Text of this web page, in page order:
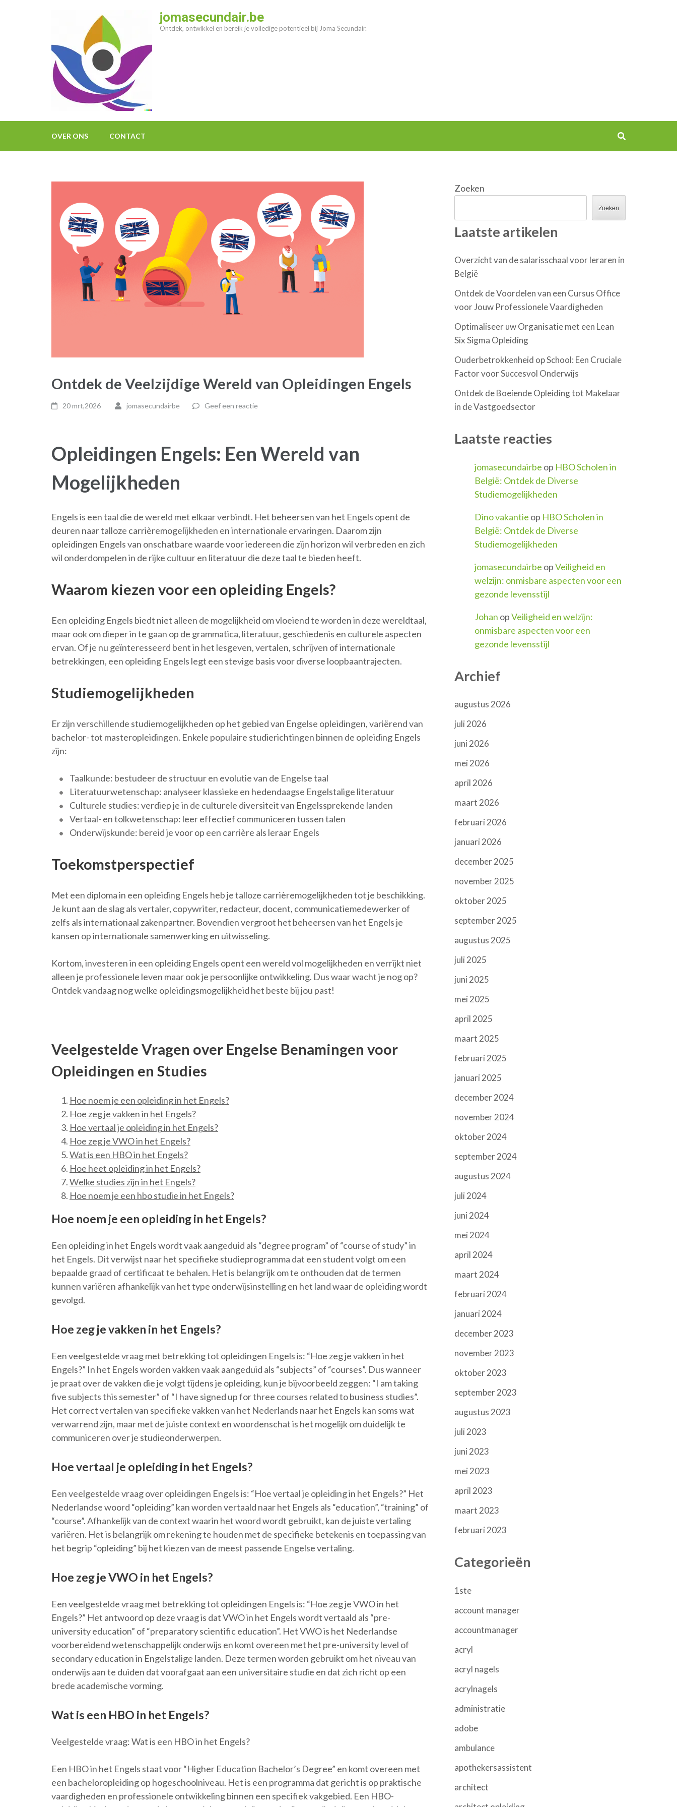
jomasecundair.be
Ontdek, ontwikkel en bereik je volledige potentieel bij Joma Secundair.
OVER ONS CONTACT
Ontdek de Veelzijdige Wereld van Opleidingen Engels
20 mrt,2026 jomasecundairbe Geef een reactie
Opleidingen Engels: Een Wereld van
Mogelijkheden
Engels is een taal die de wereld met elkaar verbindt. Het beheersen van het Engels opent de
deuren naar talloze carrièremogelijkheden en internationale ervaringen. Daarom zijn
opleidingen Engels van onschatbare waarde voor iedereen die zijn horizon wil verbreden en zich
wil onderdompelen in de rijke cultuur en literatuur die deze taal te bieden heeft.
Waarom kiezen voor een opleiding Engels?
Een opleiding Engels biedt niet alleen de mogelijkheid om vloeiend te worden in deze wereldtaal,
maar ook om dieper in te gaan op de grammatica, literatuur, geschiedenis en culturele aspecten
ervan. Of je nu geïnteresseerd bent in het lesgeven, vertalen, schrijven of internationale
betrekkingen, een opleiding Engels legt een stevige basis voor diverse loopbaantrajecten.
Studiemogelijkheden
Er zijn verschillende studiemogelijkheden op het gebied van Engelse opleidingen, variërend van
bachelor- tot masteropleidingen. Enkele populaire studierichtingen binnen de opleiding Engels
zijn:
Taalkunde: bestudeer de structuur en evolutie van de Engelse taal
Literatuurwetenschap: analyseer klassieke en hedendaagse Engelstalige literatuur
Culturele studies: verdiep je in de culturele diversiteit van Engelssprekende landen
Vertaal- en tolkwetenschap: leer effectief communiceren tussen talen
Onderwijskunde: bereid je voor op een carrière als leraar Engels
Toekomstperspectief
Met een diploma in een opleiding Engels heb je talloze carrièremogelijkheden tot je beschikking.
Je kunt aan de slag als vertaler, copywriter, redacteur, docent, communicatiemedewerker of
zelfs als internationaal zakenpartner. Bovendien vergroot het beheersen van het Engels je
kansen op internationale samenwerking en uitwisseling.
Kortom, investeren in een opleiding Engels opent een wereld vol mogelijkheden en verrijkt niet
alleen je professionele leven maar ook je persoonlijke ontwikkeling. Dus waar wacht je nog op?
Ontdek vandaag nog welke opleidingsmogelijkheid het beste bij jou past!
Veelgestelde Vragen over Engelse Benamingen voor
Opleidingen en Studies
Hoe noem je een opleiding in het Engels?
Hoe zeg je vakken in het Engels?
Hoe vertaal je opleiding in het Engels?
Hoe zeg je VWO in het Engels?
Wat is een HBO in het Engels?
Hoe heet opleiding in het Engels?
Welke studies zijn in het Engels?
Hoe noem je een hbo studie in het Engels?
Hoe noem je een opleiding in het Engels?
Een opleiding in het Engels wordt vaak aangeduid als “degree program” of “course of study” in
het Engels. Dit verwijst naar het specifieke studieprogramma dat een student volgt om een
bepaalde graad of certificaat te behalen. Het is belangrijk om te onthouden dat de termen
kunnen variëren afhankelijk van het type onderwijsinstelling en het land waar de opleiding wordt
gevolgd.
Hoe zeg je vakken in het Engels?
Een veelgestelde vraag met betrekking tot opleidingen Engels is: “Hoe zeg je vakken in het
Engels?” In het Engels worden vakken vaak aangeduid als “subjects” of “courses”. Dus wanneer
je praat over de vakken die je volgt tijdens je opleiding, kun je bijvoorbeeld zeggen: “I am taking
five subjects this semester” of “I have signed up for three courses related to business studies”.
Het correct vertalen van specifieke vakken van het Nederlands naar het Engels kan soms wat
verwarrend zijn, maar met de juiste context en woordenschat is het mogelijk om duidelijk te
communiceren over je studieonderwerpen.
Hoe vertaal je opleiding in het Engels?
Een veelgestelde vraag over opleidingen Engels is: “Hoe vertaal je opleiding in het Engels?” Het
Nederlandse woord “opleiding” kan worden vertaald naar het Engels als “education”, “training” of
“course”. Afhankelijk van de context waarin het woord wordt gebruikt, kan de juiste vertaling
variëren. Het is belangrijk om rekening te houden met de specifieke betekenis en toepassing van
het begrip “opleiding” bij het kiezen van de meest passende Engelse vertaling.
Hoe zeg je VWO in het Engels?
Een veelgestelde vraag met betrekking tot opleidingen Engels is: “Hoe zeg je VWO in het
Engels?” Het antwoord op deze vraag is dat VWO in het Engels wordt vertaald als “pre-
university education” of “preparatory scientific education”. Het VWO is het Nederlandse
voorbereidend wetenschappelijk onderwijs en komt overeen met het pre-university level of
secondary education in Engelstalige landen. Deze termen worden gebruikt om het niveau van
onderwijs aan te duiden dat voorafgaat aan een universitaire studie en dat zich richt op een
brede academische vorming.
Wat is een HBO in het Engels?
Veelgestelde vraag: Wat is een HBO in het Engels?
Een HBO in het Engels staat voor “Higher Education Bachelor’s Degree” en komt overeen met
een bacheloropleiding op hogeschoolniveau. Het is een programma dat gericht is op praktische
vaardigheden en professionele ontwikkeling binnen een specifiek vakgebied. Een HBO-
Zoeken
Zoeken
Laatste artikelen
Overzicht van de salarisschaal voor leraren in
België
Ontdek de Voordelen van een Cursus Office
voor Jouw Professionele Vaardigheden
Optimaliseer uw Organisatie met een Lean
Six Sigma Opleiding
Ouderbetrokkenheid op School: Een Cruciale
Factor voor Succesvol Onderwijs
Ontdek de Boeiende Opleiding tot Makelaar
in de Vastgoedsector
Laatste reacties
jomasecundairbe op HBO Scholen in
België: Ontdek de Diverse
Studiemogelijkheden
Dino vakantie op HBO Scholen in
België: Ontdek de Diverse
Studiemogelijkheden
jomasecundairbe opVeiligheid en
welzijn: onmisbare aspecten voor een
gezonde levensstijl
Johan opVeiligheid en welzijn:
onmisbare aspecten voor een
gezonde levensstijl
Archief
augustus 2026
juli 2026
juni 2026
mei 2026
april 2026
maart 2026
februari 2026
januari 2026
december 2025
november 2025
oktober 2025
september 2025
augustus 2025
juli 2025
juni 2025
mei 2025
april 2025
maart 2025
februari 2025
januari 2025
december 2024
november 2024
oktober 2024
september 2024
augustus 2024
juli 2024
juni 2024
mei 2024
april 2024
maart 2024
februari 2024
januari 2024
december 2023
november 2023
oktober 2023
september 2023
augustus 2023
juli 2023
juni 2023
mei 2023
april 2023
maart 2023
februari 2023
Categorieën
1ste
account manager
accountmanager
acryl
acryl nagels
acrylnagels
administratie
adobe
ambulance
apothekersassistent
architect